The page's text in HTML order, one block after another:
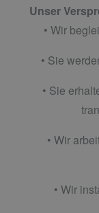
Unser
• Wir
• Sie
• Sie
• Wir
• Wir